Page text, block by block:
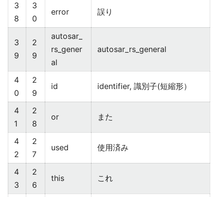
3
8
3
0
error 誤り
3
9
2
9
autosar_
rs_gener
al
autosar_rs_general
4
0
2
9
id identifier, 識別子(短縮形）
4
1
2
8
or また
4
2
2
7
used 使用済み
4
3
2
6
this これ